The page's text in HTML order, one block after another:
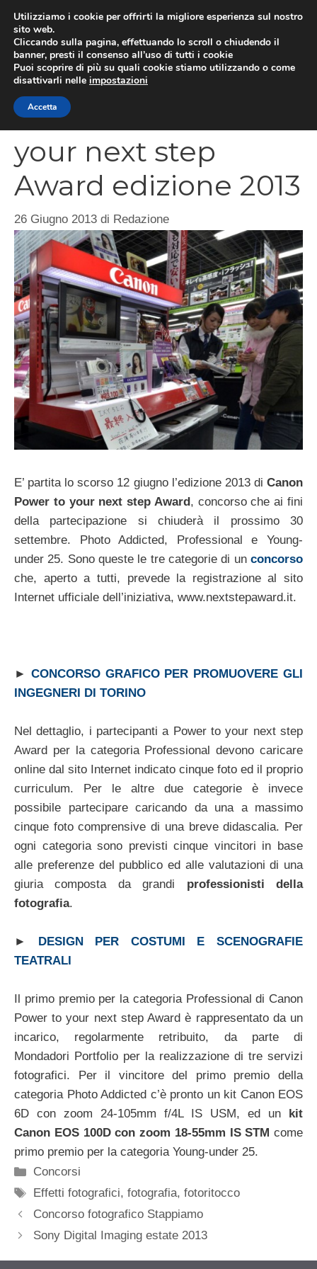
contenuto
Canon Power to
your next step
Award edizione 2013
26 Giugno 2013 di Redazione
E’ partita lo scorso 12 giugno l’edizione 2013 di Canon
Power to your next step Award , concorso che ai fini
della partecipazione si chiuderà il prossimo 30
settembre. Photo Addicted, Professional e Young-
under 25. Sono queste le tre categorie di un concorso
che, aperto a tutti, prevede la registrazione al sito
Internet ufficiale dell’iniziativa, www.nextstepaward.it.
► CONCORSO GRAFICO PER PROMUOVERE GLI
INGEGNERI DI TORINO
Nel dettaglio, i partecipanti a Power to your next step
Award per la categoria Professional devono caricare
online dal sito Internet indicato cinque foto ed il proprio
curriculum. Per le altre due categorie è invece
possibile partecipare caricando da una a massimo
cinque foto comprensive di una breve didascalia. Per
ogni categoria sono previsti cinque vincitori in base
alle preferenze del pubblico ed alle valutazioni di una
giuria composta da grandi professionisti della
fotografia.
►
DESIGN PER COSTUMI E SCENOGRAFIE
TEATRALI
Il primo premio per la categoria Professional di Canon
Power to your next step Award è rappresentato da un
incarico, regolarmente retribuito, da parte di
Mondadori Portfolio per la realizzazione di tre servizi
fotografici. Per il vincitore del primo premio della
categoria Photo Addicted c’è pronto un kit Canon EOS
6D con zoom 24-105mm f/4L IS USM, ed un
kit
Canon EOS 100D con zoom 18-55mm IS STM come
primo premio per la categoria Young-under 25.
Categorie
Concorsi
Tag
Effetti fotografici,fotografia,fotoritocco
Concorso fotografico Stappiamo
Sony Digital Imaging estate 2013
Utilizziamo i cookie per offrirti la migliore esperienza sul nostro
sito web.
Cliccando sulla pagina, effettuando lo scroll o chiudendo il
banner, presti il consenso all’uso di tutti i cookie
Puoi scoprire di più su quali cookie stiamo utilizzando o come
disattivarli nelle impostazioni
Accetta